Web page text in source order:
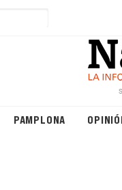
PAMPLONA